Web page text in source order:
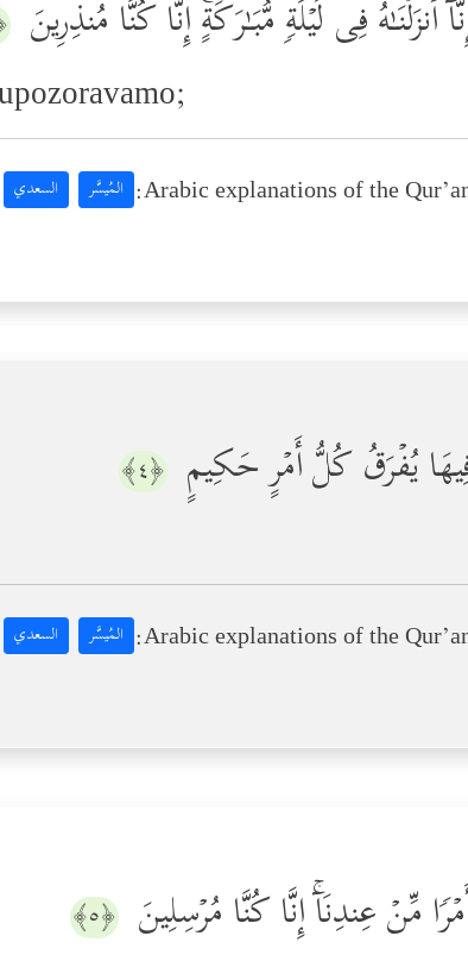
أَنزَلۡنَـٰهُ فِی لَیۡلَةࣲ مُّبَـٰرَكَةٍۚ إِنَّا كُنَّا مُنذِرِینَ
Arabic explanations of the المُيسَّر السعدي
یُفۡرَقُ كُلُّ أَمۡرٍ حَكِیمٍ ﴿٤﴾
Arabic explanations of the المُيسَّر السعدي
مِّنۡ عِندِنَاۤۚ إِنَّا كُنَّا مُرۡسِلِینَ ﴿٥﴾